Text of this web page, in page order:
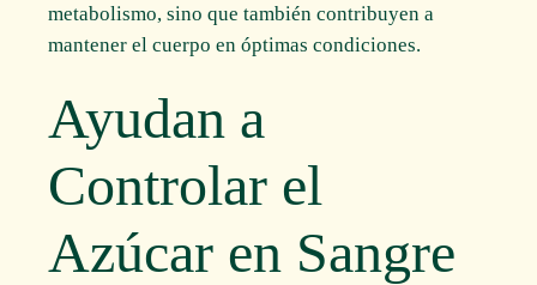
metabolismo, sino que también contribuyen a
mantener el cuerpo en óptimas condiciones.
Ayudan a
Controlar el
Azúcar en Sangre